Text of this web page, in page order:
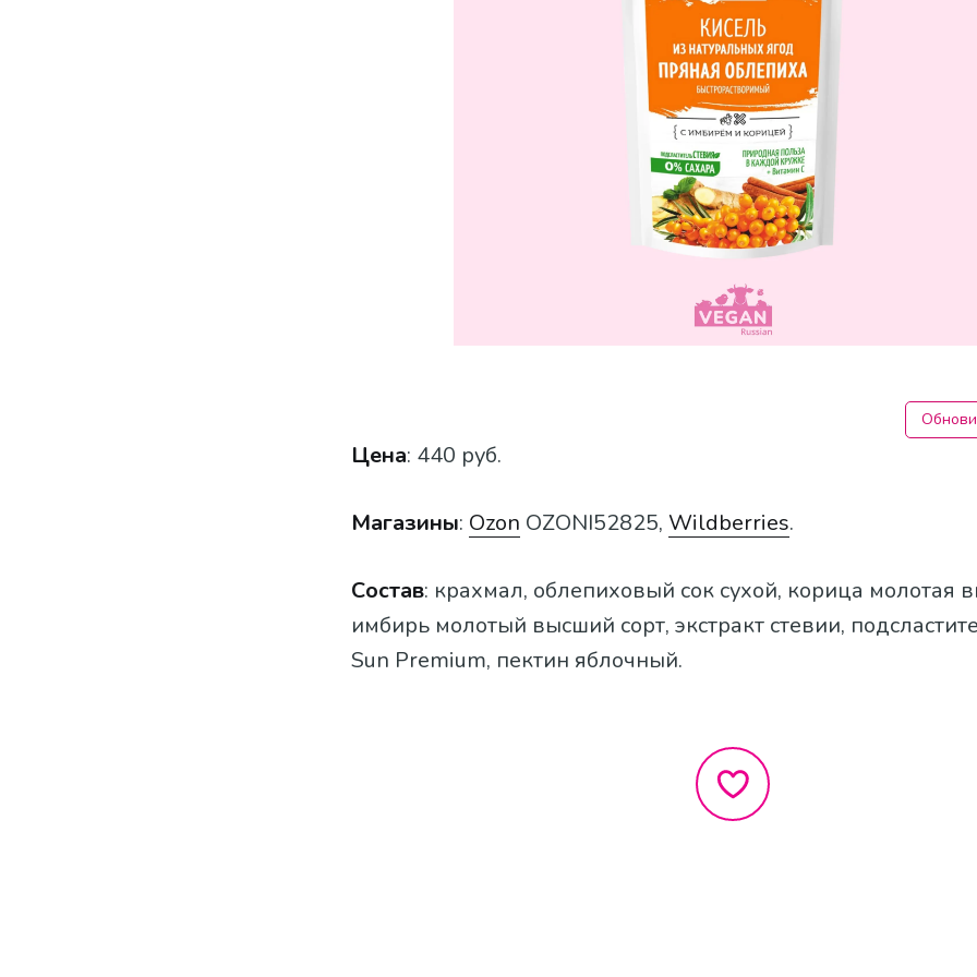
Цена: 440 руб.
Магазины: Ozon OZONI52825, Wildberries.
Состав: крахмал, облепиховый сок сухой, корица молотая
имбирь молотый высший сорт, экстракт стевии,
Sun Premium, пектин яблочный.